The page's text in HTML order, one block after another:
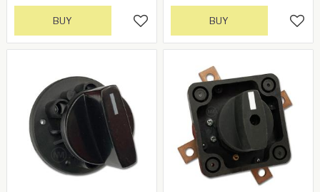
Add to favorites
BUY BUY